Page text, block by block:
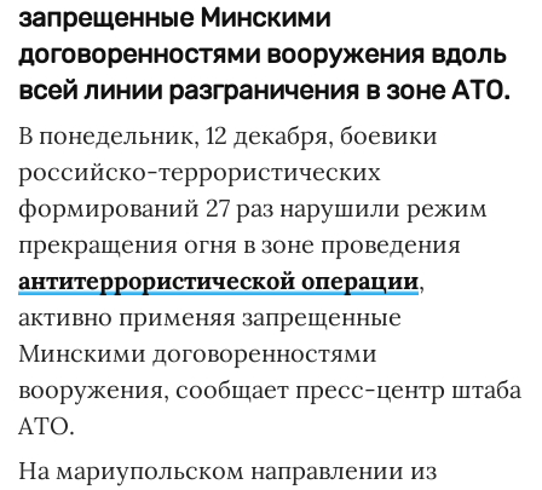
запрещенные Минскими
договоренностями вооружения вдоль
всей линии разграничения в зоне АТО.
В понедельник, 12 декабря, боевики
российско-террористических
формирований 27 раз нарушили режим
прекращения огня в зоне проведения
антитеррористической операции,
активно применяя запрещенные
Минскими договоренностями
вооружения, сообщает пресс-центр штаба
АТО.
На мариупольском направлении из